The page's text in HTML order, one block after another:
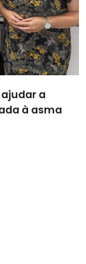
ovo em